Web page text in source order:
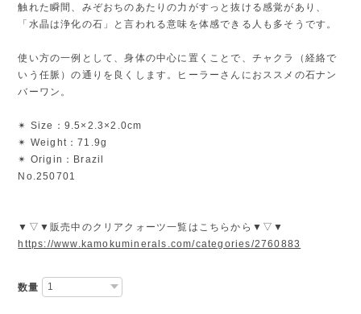
触れた瞬間、みぞおちのあたりの力がすっと抜ける感覚があり、
「水晶は浄化の石」と言われる意味を体感できる人も多そうです。
使い方の一例として、身体の中心に置くことで、チャクラ（経絡で
いう任脈）の通りを良くします。ヒーラーさんにおススメの石ナン
バーワン。
✴︎ Size：9.5×2.3×2.0cm
✴︎ Weight：71.9g
✴︎ Origin：Brazil
No.250701
▼▽▼販売中のクリアクォーツ一覧はこちらから▼▽▼
https://www.kamokuminerals.com/categories/2760883
数量